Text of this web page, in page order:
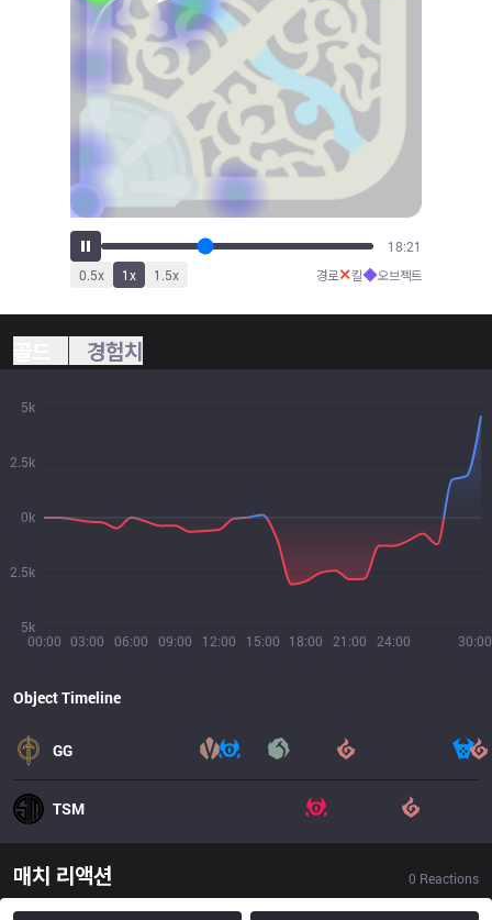
20:30
0.5x 1x 1.5x 경로✕킬◆오브젝트
경험치
00:00 03:00 06:00 09:00 12:00 15:00 18:00 21:00 24:00 30:00
5k
2.5k
0k
2.5k
5k
Object Timeline
GG
TSM
매치 리액션 0 Reactions